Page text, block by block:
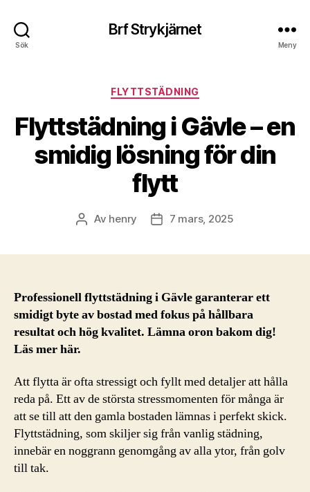
Sök
Brf Strykjärnet
Meny
Kategorier
FLYTTSTÄDNING
Flyttstädning i Gävle – en
smidig lösning för din
flytt
Inläggsförfattare
Av henry Inläggsdatum
7 mars, 2025
Professionell flyttstädning i Gävle garanterar ett
smidigt byte av bostad med fokus på hållbara
resultat och hög kvalitet. Lämna oron bakom dig!
Läs mer här.
Att flytta är ofta stressigt och fyllt med detaljer att hålla
reda på. Ett av de största stressmomenten för många är
att se till att den gamla bostaden lämnas i perfekt skick.
Flyttstädning, som skiljer sig från vanlig städning,
innebär en noggrann genomgång av alla ytor, från golv
till tak.